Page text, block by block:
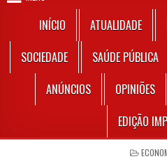
INÍCIO ATUALIDADE
SOCIEDADE
SAÚDE PÚBLICA
ANÚNCIOS
OPINIÕES
EDIÇÃO